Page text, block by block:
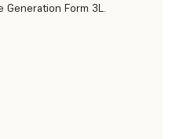
Generation Form 3L.